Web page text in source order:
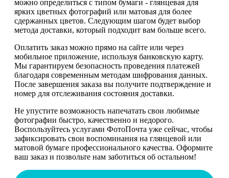
можно определиться с типом бумаги - глянцевая для
ярких цветных фотографий или матовая для более
сдержанных цветов. Следующим шагом будет выбор
метода доставки, который подходит вам больше всего.
Оплатить заказ можно прямо на сайте или через
мобильное приложение, используя банковскую карту.
Мы гарантируем безопасность проведения платежей
благодаря современным методам шифрования данных.
После завершения заказа вы получите подтверждение и
номер для отслеживания состояния доставки.
Не упустите возможность напечатать свои любимые
фотографии быстро, качественно и недорого.
Воспользуйтесь услугами ФотоПочта уже сейчас, чтобы
зафиксировать свои воспоминания на глянцевой или
матовой бумаге профессионального качества. Оформите
ваш заказ и позвольте нам заботиться об остальном!